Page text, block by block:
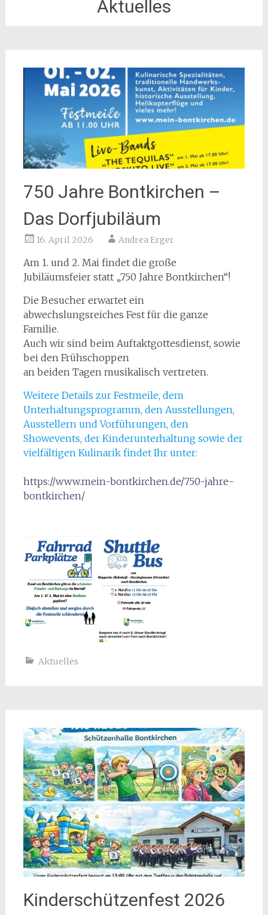
Aktuelles
750 Jahre Bontkirchen –
Das Dorfjubiläum
16. April 2026 Andrea Erger
Am 1. und 2. Mai findet die große
Jubiläumsfeier statt „750 Jahre Bontkirchen“!
Die Besucher erwartet ein
abwechslungsreiches Fest für die ganze
Familie.
Auch wir sind beim Auftaktgottesdienst, sowie
bei den Frühschoppen
an beiden Tagen musikalisch vertreten.
Weitere Details zur Festmeile, dem
Unterhaltungsprogramm, den Ausstellungen,
Ausstellern und Vorführungen, den
Showevents, der Kinderunterhaltung sowie der
vielfältigen Kulinarik findet Ihr unter:
https://www.mein-bontkirchen.de/750-jahre-
bontkirchen/
Aktuelles
Kinderschützenfest 2026